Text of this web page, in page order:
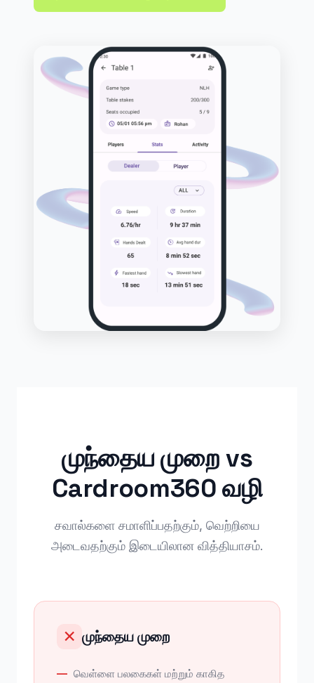
முந்தைய முறை vs
Cardroom360 வழி
சவால்களை சமாளிப்பதற்கும், வெற்றியை
அடைவதற்கும் இடையிலான வித்தியாசம்.
✕ முந்தைய முறை
வெள்ளை பலகைகள் மற்றும் காகித